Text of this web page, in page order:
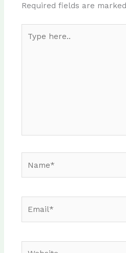
Required fields are marked
here..